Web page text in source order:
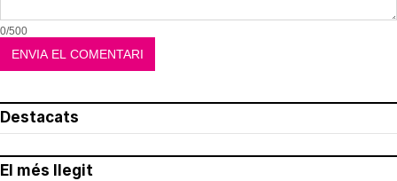
0/500
Destacats
El més llegit